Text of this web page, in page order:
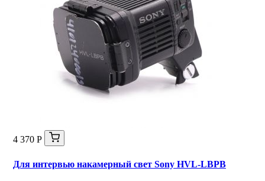
4 370 Р
Для интервью накамерный свет Sony HVL-LBPB